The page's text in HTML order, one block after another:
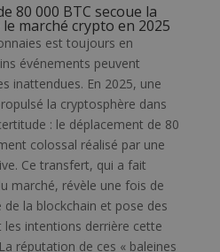
80 000 BTC secoue la
marché crypto en 2025
est toujours en
événements peuvent
inattendues. En 2025, une
la cryptosphère dans
: le déplacement de 80
colossal réalisé par une
Ce transfert, qui a fait
marché, révèle une fois de
la blockchain et pose des
les intentions derrière cette
réputation de ces « baleines